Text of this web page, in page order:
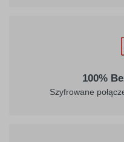
100%
Szyfrowane